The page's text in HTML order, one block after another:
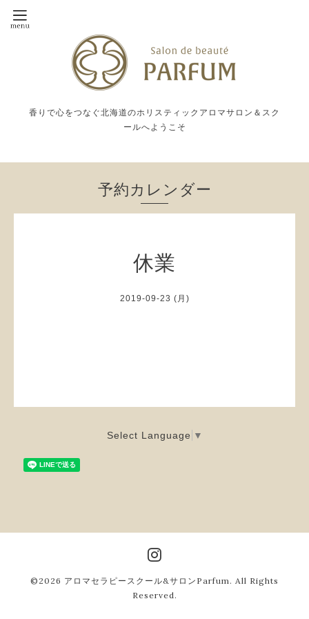
香りで心をつなぐ北海道のホリスティックアロマサロン＆スク
ールへようこそ
予約カレンダー
休業
2019-09-23 (月)
Select Language ▼
©2026 アロマセラピースクール&サロンParfum . All Rights
Reserved.